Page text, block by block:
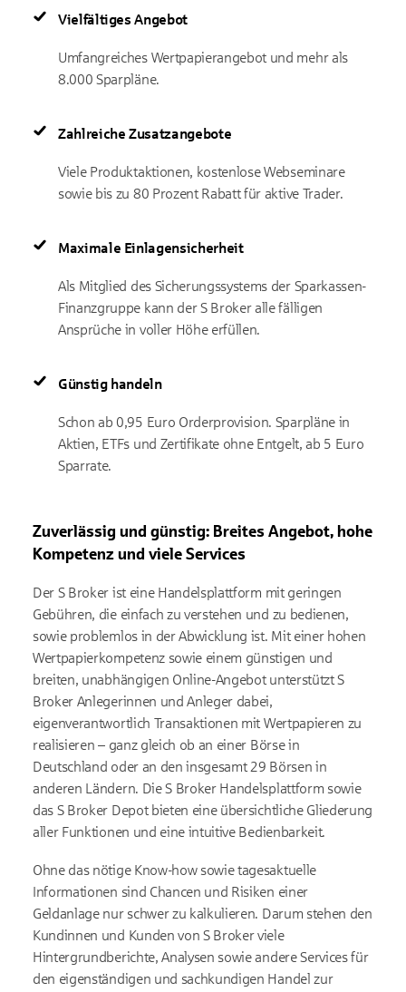
Vielfältiges Angebot
Umfangreiches Wertpapierangebot und mehr als
8.000 Sparpläne.
Zahlreiche Zusatzangebote
Viele Produktaktionen, kostenlose Webseminare
sowie bis zu 80 Prozent Rabatt für aktive Trader.
Maximale Einlagensicherheit
Als Mitglied des Sicherungssystems der Sparkassen-
Finanzgruppe kann der S Broker alle fälligen
Ansprüche in voller Höhe erfüllen.
Günstig handeln
Schon ab 0,95 Euro Orderprovision. Sparpläne in
Aktien, ETFs und Zertifikate ohne Entgelt, ab 5 Euro
Sparrate.
Zuverlässig und günstig: Breites Angebot, hohe
Kompetenz und viele Services
Der S Broker ist eine Handelsplattform mit geringen
Gebühren, die einfach zu verstehen und zu bedienen,
sowie problemlos in der Abwicklung ist. Mit einer hohen
Wertpapierkompetenz sowie einem günstigen und
breiten, unabhängigen Online-Angebot unterstützt S
Broker Anlegerinnen und Anleger dabei,
eigenverantwortlich Transaktionen mit Wertpapieren zu
realisieren – ganz gleich ob an einer Börse in
Deutschland oder an den insgesamt 29 Börsen in
anderen Ländern. Die S Broker Handelsplattform sowie
das S Broker Depot bieten eine übersichtliche Gliederung
aller Funktionen und eine intuitive Bedienbarkeit.
Ohne das nötige Know-how sowie tagesaktuelle
Informationen sind Chancen und Risiken einer
Geldanlage nur schwer zu kalkulieren. Darum stehen den
Kundinnen und Kunden von S Broker viele
Hintergrundberichte, Analysen sowie andere Services für
den eigenständigen und sachkundigen Handel zur